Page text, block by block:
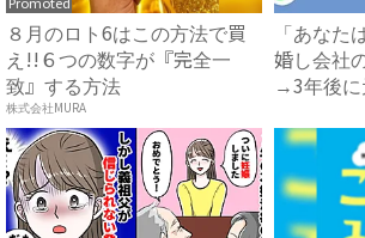
８月のロト6はこの方法で買
え!!６つの数字が『完全一
致』する方法
株式会社MURA
「あな
婚し会社
→3年後に